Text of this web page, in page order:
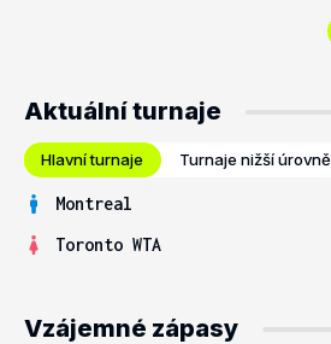
Aktuální turnaje
Hlavní turnaje Turnaje nižší úrovně
Montreal
Toronto WTA
Vzájemné zápasy